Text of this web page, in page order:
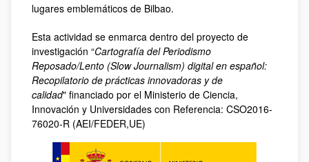
lugares emblemáticos de Bilbao.
Esta actividad se enmarca dentro del proyecto de
investigación “Cartografía del Periodismo
Reposado/Lento (Slow Journalism) digital en español:
Recopilatorio de prácticas innovadoras y de
calidad" financiado por el Ministerio de Ciencia,
Innovación y Universidades con Referencia: CSO2016-
76020-R (AEI/FEDER,UE)